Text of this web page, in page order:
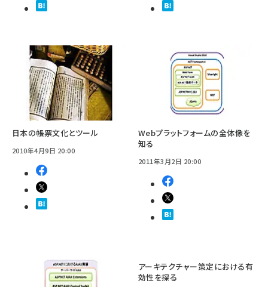
日本の帳票文化とツール
2010年4月9日 20:00
Webプラットフォームの全体像を
知る
2011年3月2日 20:00
アーキテクチャー策定における有
効性を探る